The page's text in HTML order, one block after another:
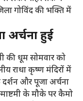
गोविंद की भक्ति में
अर्चना हुई
की धूम सोमवार को
राधा कृष्ण मंदिरों में
दर्शन और पूजा अर्चना
के मौके पर कैमो